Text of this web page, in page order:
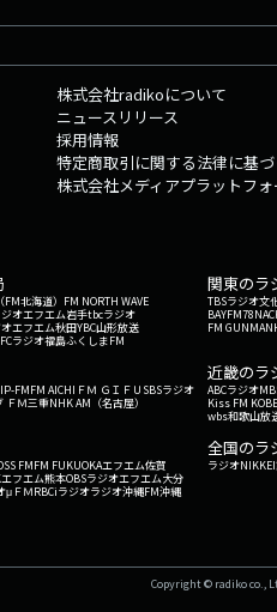
株式会社radikoについて
ニュースリリース
採用情報
特定商取引に関する法律に基
株式会社メディアプラットフ
北海道） FM NORTH WAVE
オエフエム岩手tbcラジオ
エフエム秋田YBC山形放送
ラジオ福島ふくしまFM
関東のラ
TBSラジオ文
BAYFM78
FM GUNMA
FMFM AICHI ＦＭ ＧＩＦＵ SBSラジオ
ＦＭ三重NHK AM（名古屋）
近畿のラ
ABCラジオ
Kiss FM KOBE
wbs和歌山放
FMFM FUKUOKAエフエム佐賀
フエム熊本OBSラジオエフエム大分
μＦＭRBCiラジオラジオ沖縄FM沖縄
全国のラ
ラジオ
Copyright © radiko co.,